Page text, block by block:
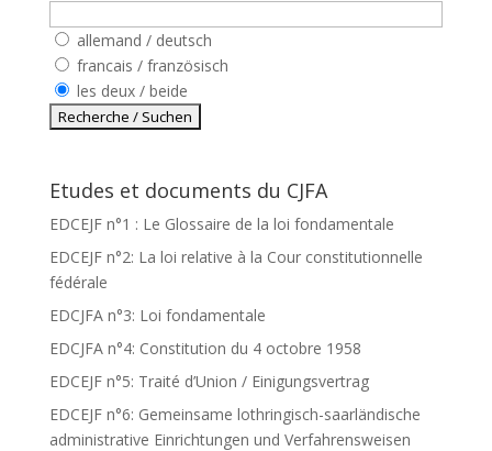
allemand / deutsch
francais / französisch
les deux / beide
Etudes et documents du CJFA
EDCEJF n°1 : Le Glossaire de la loi fondamentale
EDCEJF n°2: La loi relative à la Cour constitutionnelle
fédérale
EDCJFA n°3: Loi fondamentale
EDCJFA n°4: Constitution du 4 octobre 1958
EDCEJF n°5: Traité d’Union / Einigungsvertrag
EDCEJF n°6: Gemeinsame lothringisch-saarländische
administrative Einrichtungen und Verfahrensweisen